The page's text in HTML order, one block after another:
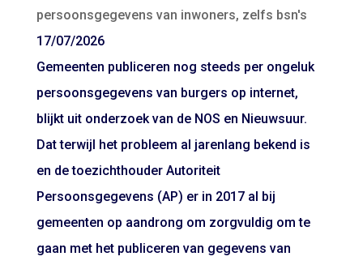
persoonsgegevens van inwoners, zelfs bsn's
17/07/2026
Gemeenten publiceren nog steeds per ongeluk
persoonsgegevens van burgers op internet,
blijkt uit onderzoek van de NOS en Nieuwsuur.
Dat terwijl het probleem al jarenlang bekend is
en de toezichthouder Autoriteit
Persoonsgegevens (AP) er in 2017 al bij
gemeenten op aandrong om zorgvuldig om te
gaan met het publiceren van gegevens van